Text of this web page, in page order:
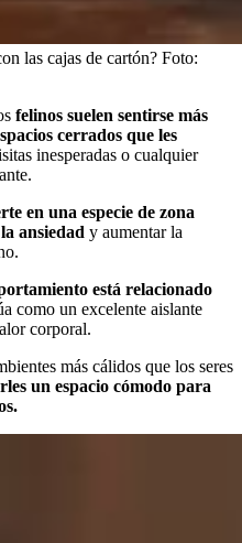
las cajas de cartón? Foto:
felinos suelen sentirse más
cerrados que les
inesperadas o cualquier
en una especie de zona
ansiedad y aumentar la
está relacionado
como un excelente aislante
corporal.
más cálidos que los seres
un espacio cómodo para